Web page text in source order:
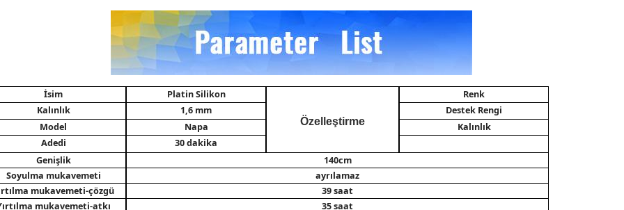
İsim Platin Silikon
Özelleştirme
Renk
Kalınlık
1,6 mm
Destek Rengi
Model
Napa
Kalınlık
Adedi
30 dakika
Genişlik
140cm
Soyulma mukavemeti
ayrılamaz
mukavemeti-çözgü
39 saat
mukavemeti-atkı
35 saat